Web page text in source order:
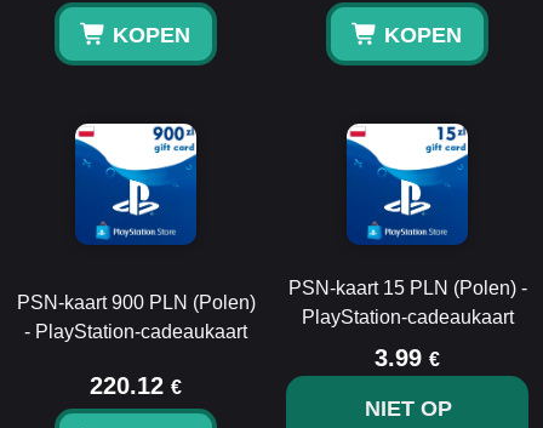
KOPEN KOPEN
PSN-kaart 900 PLN (Polen)
- PlayStation-cadeaukaart
220.12 €
PSN-kaart 15 PLN (Polen) -
PlayStation-cadeaukaart
3.99 €
NIET OP